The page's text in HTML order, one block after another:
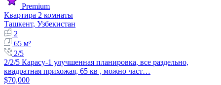
Premium
Квартира 2 комнаты
Ташкент, Узбекистан
2
65 м²
2/5
2/2/5 Карасу-1 улучшенная планировка, все раздельно,
квадратная прихожая, 65 кв , можно част…
$70,000